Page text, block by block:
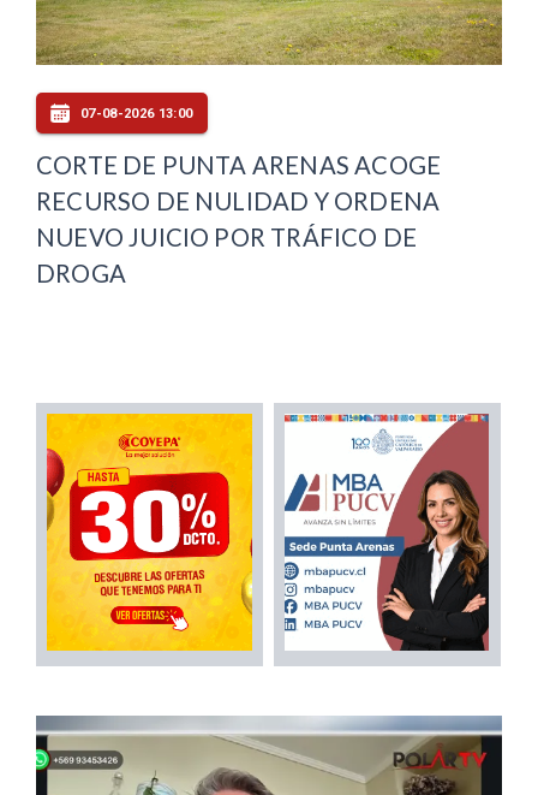
07-08-2026 13:00
CORTE DE PUNTA ARENAS ACOGE
RECURSO DE NULIDAD Y ORDENA
NUEVO JUICIO POR TRÁFICO DE
DROGA